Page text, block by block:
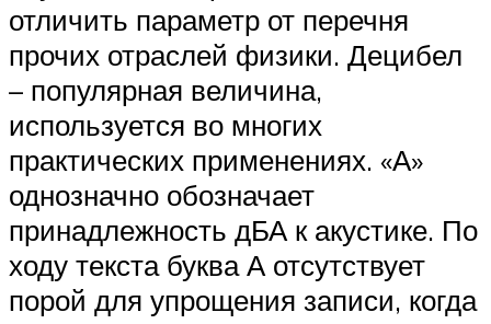
отличить параметр от перечня
прочих отраслей физики. Децибел
– популярная величина,
используется во многих
практических применениях. «А»
однозначно обозначает
принадлежность дБА к акустике. По
ходу текста буква А отсутствует
порой для упрощения записи, когда